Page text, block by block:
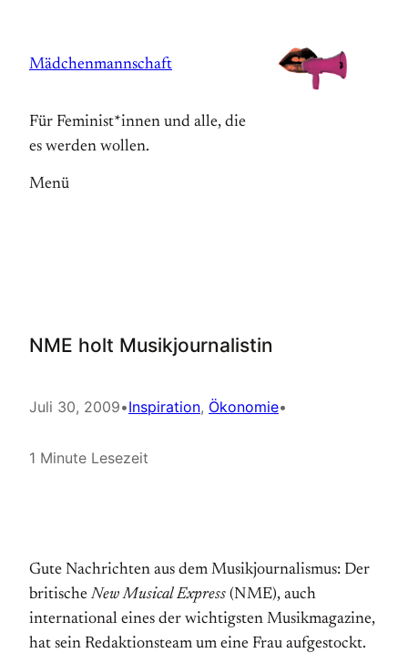
springen
Mädchenmannschaft
Für Feminist*innen und alle, die
es werden wollen.
Menü
NME holt Musikjournalistin
Juli 30, 2009•Inspiration, Ökonomie•
1 Minute Lesezeit
Gute Nachrichten aus dem Musikjournalismus: Der
britische New Musical Express (NME), auch
international eines der wichtigsten Musikmagazine,
hat sein Redaktionsteam um eine Frau aufgestockt.